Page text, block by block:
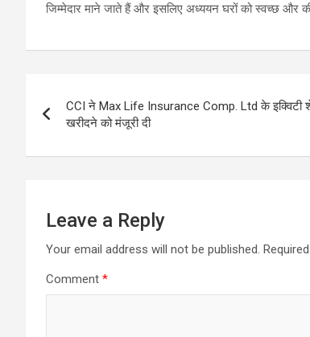
जिम्मेदार माने जाते हैं और इसलिए अध्ययन घरों को स्वच्छ और
navigation
CCI ने Max Life Insurance Comp. Ltd के इक्विटी
खरीदने को मंजूरी दी
Leave a Reply
Your email address will not be published.
Comment *